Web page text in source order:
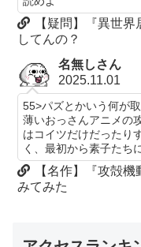
【疑問】『異世
してんの？
名無しさん
2025.11.01
55>パズとかいう何が
薄いおっさんアニメの
はコイツだけだったり
く、最初から素子たち
【名作】『攻殻
みてみた